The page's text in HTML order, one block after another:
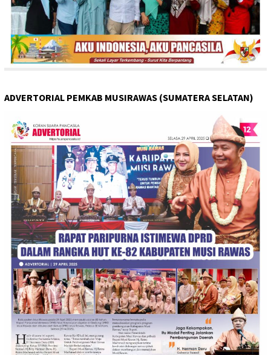
ADVERTORIAL PEMKAB MUSIRAWAS (SUMATERA SELATAN)